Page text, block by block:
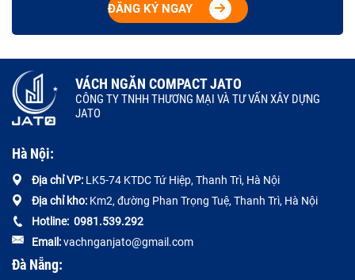
ĐĂNG KÝ NGAY
VÁCH NGĂN COMPACT JATO
CÔNG TY TNHH THƯƠNG MẠI VÀ TƯ VẤN XÂY DỰNG
JATO
Hà Nội:
Địa chỉ VP: LK5-74 KTDC Tứ Hiệp, Thanh Trì, Hà Nội
Địa chỉ kho: Km2, đường Phan Trọng Tuệ, Thanh Trì, Hà Nội
Hotline: 0981.539.292
Email:vachnganjato@gmail.com
Đà Nẵng: